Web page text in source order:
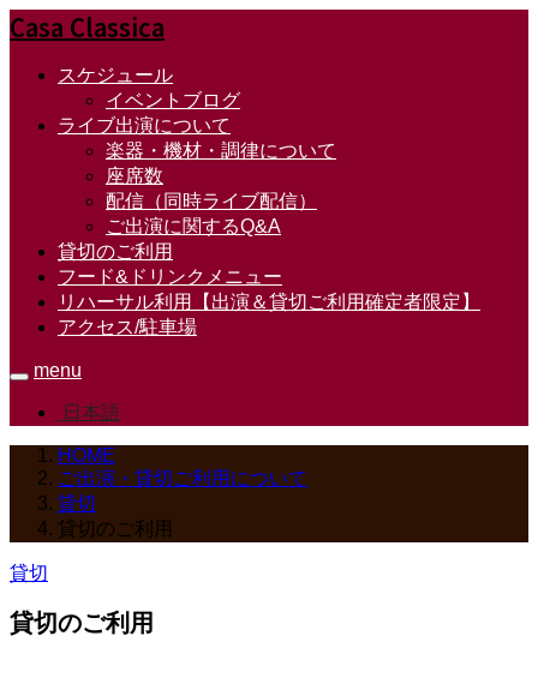
Casa Classica
スケジュール
イベントブログ
ライブ出演について
楽器・機材・調律について
座席数
配信（同時ライブ配信）
ご出演に関するQ&A
貸切のご利用
フード&ドリンクメニュー
リハーサル利用【出演＆貸切ご利用確定者限定】
アクセス/駐車場
menu
日本語
HOME
ご出演・貸切ご利用について
貸切
貸切のご利用
貸切
貸切のご利用